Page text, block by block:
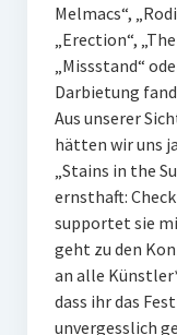
Melmacs“,
„Erection“,
„Missstand“
Darbietung
Aus unserer
hätten wir uns
„Stains in the
ernsthaft:
supportet sie
geht zu den
an alle
dass ihr das
unvergesslich